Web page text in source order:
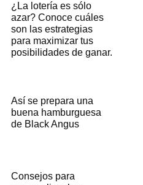
¿La lotería es sólo
azar? Conoce cuáles
son las estrategias
para maximizar tus
posibilidades de ganar.
Así se prepara una
buena hamburguesa
de Black Angus
Consejos para